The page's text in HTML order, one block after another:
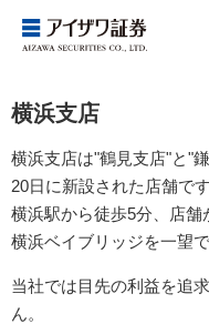
キーワードを入力してくださ
横浜支店
横浜支店は"鶴見支店"と"
20日に新設された店舗です
横浜駅から徒歩5分、店
横浜ベイブリッジを一望で
当社では目先の利益を追
ん。